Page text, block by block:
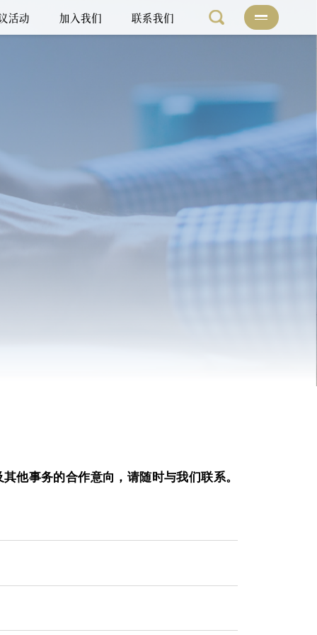
活动 加入我们 联系我们
他事务的合作意向，请随时与我们联系。